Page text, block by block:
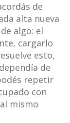
de
alta nueva
algo: el
cargarlo
esto,
de
repetir
con
mismo